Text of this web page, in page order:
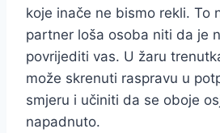
koje inače ne bismo rekli. To
partner loša osoba niti da je
povrijediti vas. U žaru
može skrenuti raspravu u
smjeru i učiniti da se oboje
napadnuto.